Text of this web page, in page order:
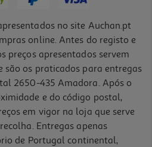
no site Auchan.pt
online. Antes do registo e
preços apresentados servem
são os praticados para entregas
2650-435 Amadora. Após o
e do código postal,
em vigor na loja que serve
Entregas apenas
de Portugal continental,